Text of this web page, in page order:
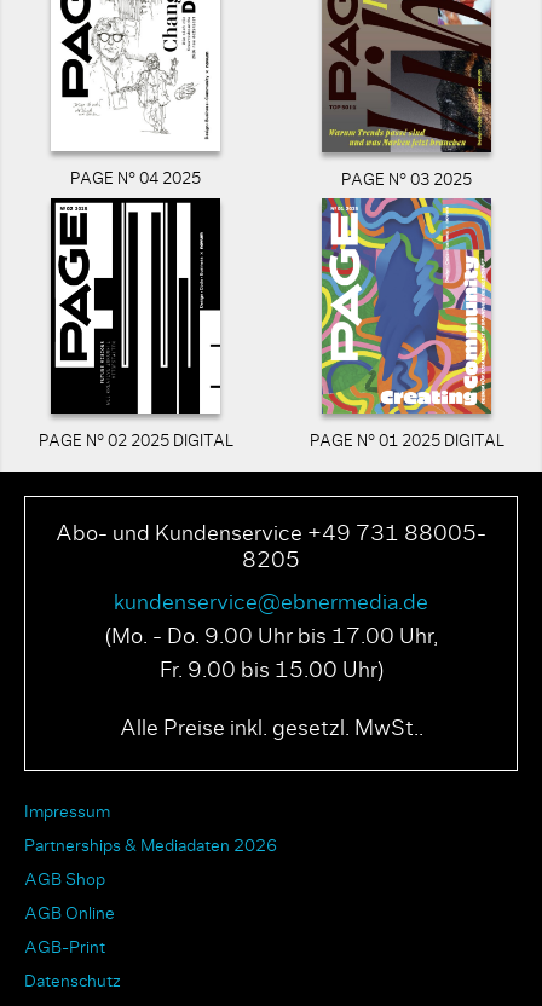
PAGE N° 04 2025 PAGE N° 03 2025
PAGE N° 02 2025 DIGITAL PAGE N° 01 2025 DIGITAL
Abo- und Kundenservice +49 731 88005-
8205
kundenservice@ebnermedia.de
(Mo. - Do. 9.00 Uhr bis 17.00 Uhr,
Fr. 9.00 bis 15.00 Uhr)
Alle Preise inkl. gesetzl. MwSt..
Impressum
Partnerships & Mediadaten 2026
AGB Shop
AGB Online
AGB-Print
Datenschutz